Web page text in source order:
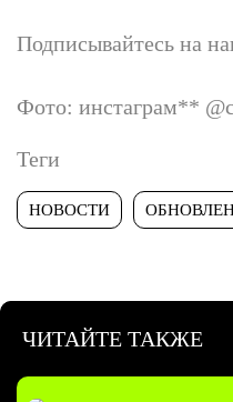
Подписывайтесь на
Фото: инстаграм**
Теги
НОВОСТИ
ЧИТАЙТЕ ТАКЖЕ